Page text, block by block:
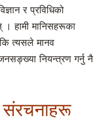
र प्रविधिको
हामी मानिसहरूका
त्यसले मानव
नियन्त्रण गर्नु नै
संरचनाहरू